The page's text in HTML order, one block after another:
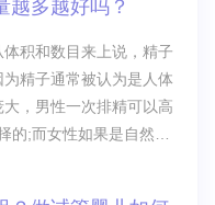
在思考上海九院和红房
目前
越多越好吗？
积和数目来上说，精子
精子通常被认为是人体
，男性一次排精可以高
的;而女性如果是自然排